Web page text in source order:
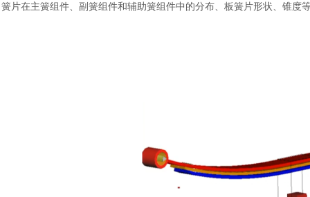
簧片在主簧组件、副簧组件和辅助簧组件中的分布、板簧片形状、锥度
风能电源